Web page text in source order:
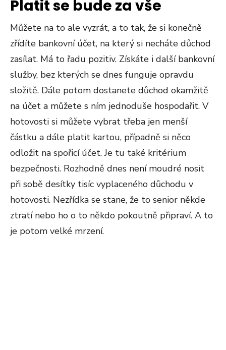
Platit se bude za vše
Můžete na to ale vyzrát, a to tak, že si konečně
zřídíte bankovní účet, na který si necháte důchod
zasílat. Má to řadu pozitiv. Získáte i další bankovní
služby, bez kterých se dnes funguje opravdu
složitě. Dále potom dostanete důchod okamžitě
na účet a můžete s ním jednoduše hospodařit. V
hotovosti si můžete vybrat třeba jen menší
částku a dále platit kartou, případně si něco
odložit na spořicí účet. Je tu také kritérium
bezpečnosti. Rozhodně dnes není moudré nosit
při sobě desítky tisíc vyplaceného důchodu v
hotovosti. Nezřídka se stane, že to senior někde
ztratí nebo ho o to někdo pokoutně připraví. A to
je potom velké mrzení.